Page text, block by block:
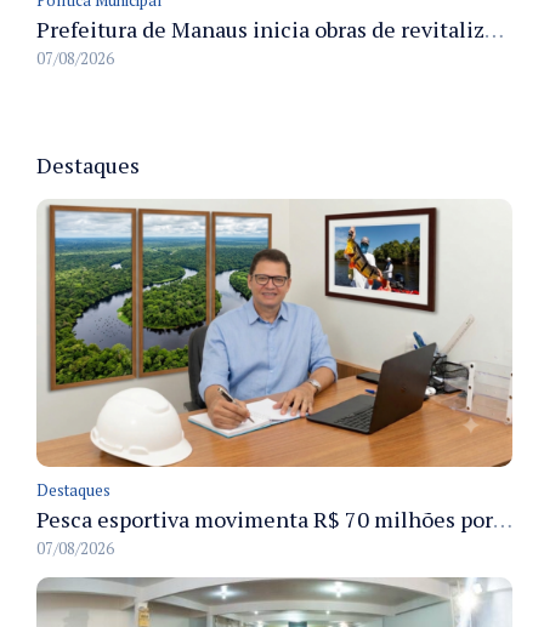
Prefeitura de Manaus inicia obras de revitalização na passarela Max Teixeira para ampliar segurança e mobilidade urbana
07/08/2026
Destaques
Destaques
Pesca esportiva movimenta R$ 70 milhões por ano e ganha espaço na economia sustentável do Amazonas
07/08/2026